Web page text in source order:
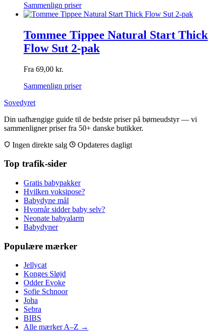
Sammenlign priser
Tommee Tippee Natural Start Thick
Flow Sut 2-pak
Fra 69,00 kr.
Sammenlign priser
Sovedyret
Din uafhængige guide til de bedste priser på børneudstyr — vi
sammenligner priser fra 50+ danske butikker.
Ingen direkte salg
Opdateres dagligt
Top trafik-sider
Gratis babypakker
Hvilken voksipose?
Babydyne mål
Hvornår sidder baby selv?
Neonate babyalarm
Babydyner
Populære mærker
Jellycat
Konges Sløjd
Odder Evoke
Sofie Schnoor
Joha
Sebra
BIBS
Alle mærker A–Z →